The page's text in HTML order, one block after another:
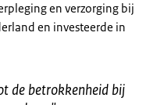
en verzorging bij
en investeerde in
de betrokkenheid bij